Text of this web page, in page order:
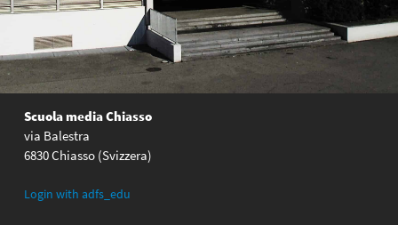
Scuola media Chiasso
via Balestra
6830 Chiasso (Svizzera)
Login with adfs_edu